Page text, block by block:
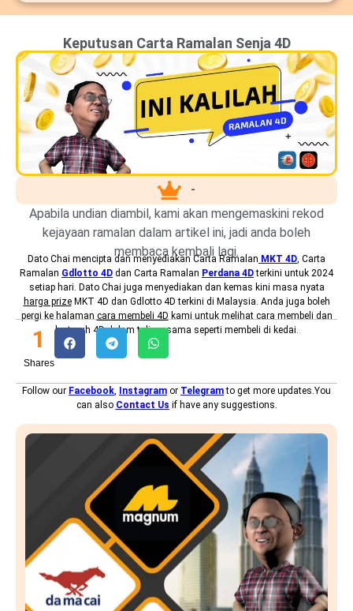
Keputusan Carta Ramalan Senja 4D
-
Apabila undian diambil, kami akan mengemaskini rekod
kejayaan ramalan dalam artikel ini, jadi anda boleh
membaca kembali lagi.
Dato Chai mencipta dan menyediakan Carta Ramalan MKT 4D , Carta
Ramalan Gdlotto 4D dan Carta Ramalan Perdana 4Dterkini untuk 2024
setiap hari. Dato Chai juga menyediakan dan kemas kini masa nyata
harga prizeMKT 4D dan Gdlotto 4D terkini di Malaysia. Anda juga boleh
pergi ke halaman cara membeli 4D kami untuk melihat cara membeli dan
bertaruh 4D dalam talian, sama seperti membeli di kedai.
Shares
1
Follow our Facebook, Instagram or Telegramto get more updates.You
can also Contact Us if have any suggestions.